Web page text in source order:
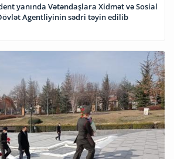
yanında Vətəndaşlara Xidmət və Sosial
Agentliyinin sədri təyin edilib